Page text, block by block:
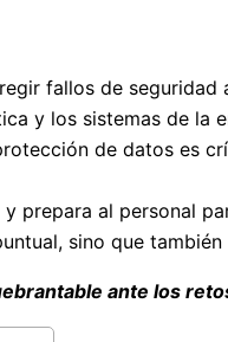
fallos de
y los sistemas de la
de datos es
prepara al personal
sino que
ante los